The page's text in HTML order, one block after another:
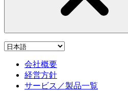
会社概要
経営方針
サービス／製品一覧